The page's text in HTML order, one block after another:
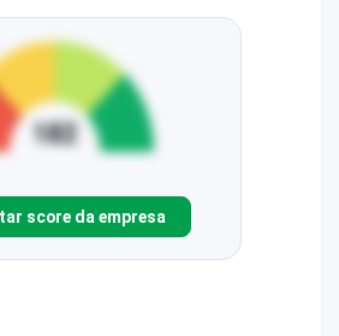
score da empresa